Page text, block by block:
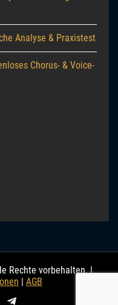
Analyse & Praxistest
Chorus- & Voice-
Rechte vorbehalten. |
AGB